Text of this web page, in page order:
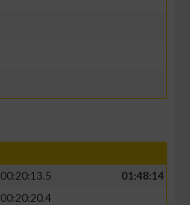
00:20:13.5
01:48:14
00:20:20.4